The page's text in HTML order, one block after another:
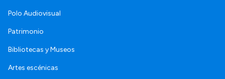
Polo Audiovisual
Patrimonio
Bibliotecas y Museos
Artes escénicas